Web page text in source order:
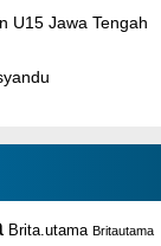
U15 Jawa Tengah
Brita.utama Britautama